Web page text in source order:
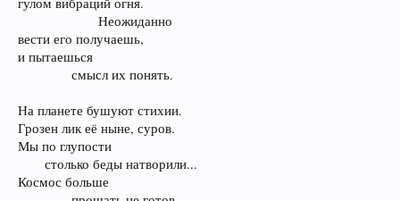
Неожиданно​
вести его получаешь,
и пытаешься
смысл их понять.​
На планете бушуют стихии.
Грозен лик её ныне, суров.
Мы по глупости
столько беды натворили...​
Космос больше